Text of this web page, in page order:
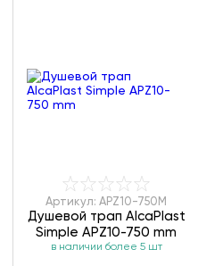
Артикул: APZ10-750M
Душевой трап AlcaPlast
Simple APZ10-750 mm
в наличии более 5 шт